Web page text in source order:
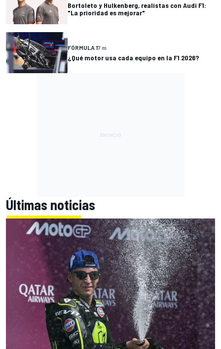
Bortoleto y Hulkenberg, realistas con Audi F1:
"La prioridad es mejorar"
FÓRMULA 17 m
¿Qué motor usa cada equipo en la F1 2026?
Últimas noticias